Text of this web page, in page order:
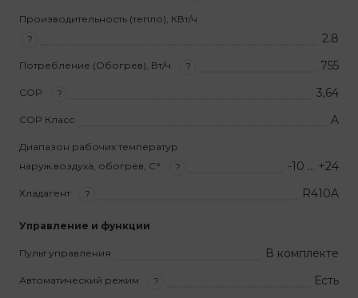
Производительность (тепло), КВт/ч
?
2.8
Потребление (Обогрев), Вт/ч ? 755
COP ? 3,64
COP Класс A
Диапазон рабочих температур
наруж.воздуха, обогрев, С°
? -10 … +24
Хладагент ? R410A
Управление и функции
Пульт управления В комплекте
Автоматический режим ? Есть